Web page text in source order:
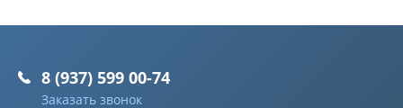
8 (937) 599 00-74
Заказать звонок